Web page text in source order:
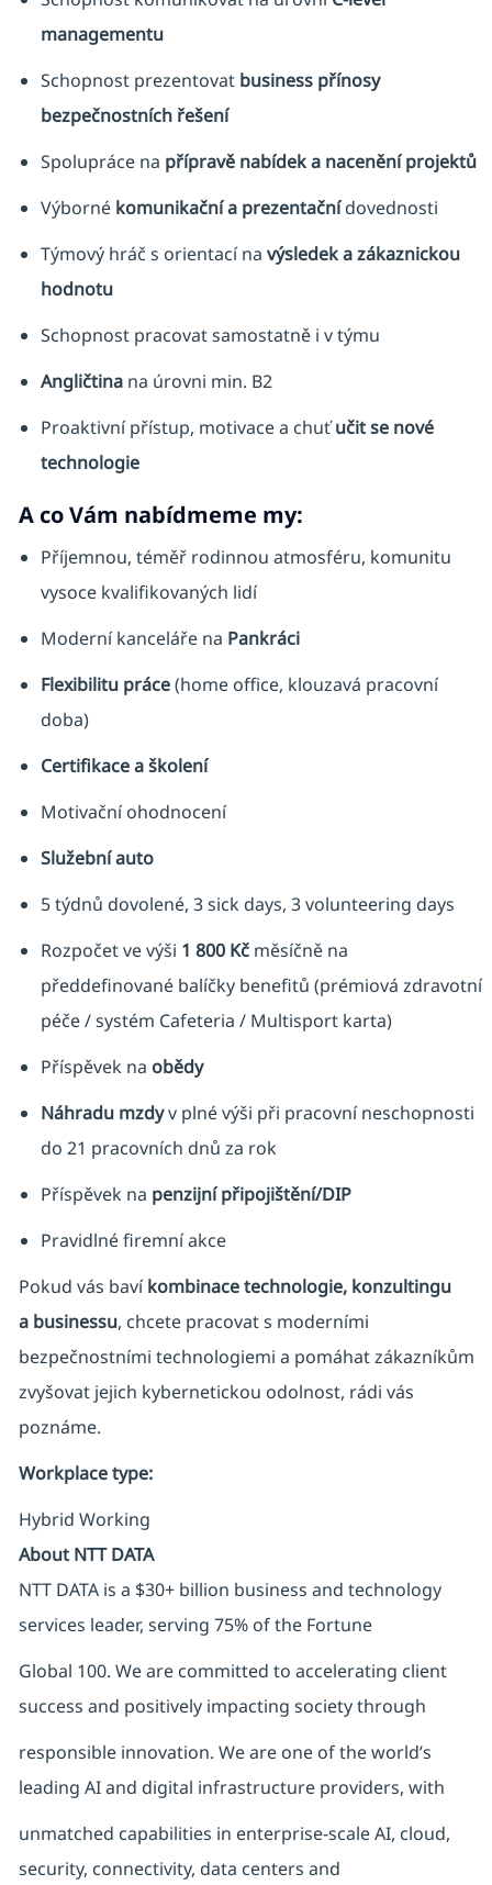
managementu
Schopnost prezentovat business přínosy
bezpečnostních řešení
Spolupráce na přípravě nabídek a nacenění projektů
Výborné komunikační a prezentačnídovednosti
Týmový hráč s orientací na výsledek a zákaznickou
hodnotu
Schopnost pracovat samostatně i v týmu
Angličtinana úrovni min. B2
Proaktivní přístup, motivace a chuťučit se nové
technologie
A co Vám nabídmeme my:
Příjemnou, téměř rodinnou atmosféru, komunitu
vysoce kvalifikovaných lidí
Moderní kanceláře na Pankráci
Flexibilitu práce(home office, klouzavá pracovní
doba)
Certifikace a školení
Motivační ohodnocení
Služební auto
5 týdnů dovolené, 3 sick days, 3 volunteering days
Rozpočet ve výši 1 800 Kč měsíčně na
předdefinované balíčky benefitů (prémiová zdravotní
péče / systém Cafeteria / Multisport karta)
Příspěvek na obědy
Náhradu mzdyv plné výši při pracovní neschopnosti
do 21 pracovních dnů za rok
Příspěvek na penzijní připojištění/DIP
Pravidlné firemní akce
Pokud vás baví kombinace technologie, konzultingu
a businessu, chcete pracovat s moderními
bezpečnostními technologiemi a pomáhat zákazníkům
zvyšovat jejich kybernetickou odolnost, rádi vás
poznáme.
Workplace type:
Hybrid Working
About NTT DATA
NTT DATA is a $30+ billion business and technology
services leader, serving 75% of the Fortune
Global 100. We are committed to accelerating client
success and positively impacting society through
responsible innovation. We are one of the world’s
leading AI and digital infrastructure providers, with
unmatched capabilities in enterprise-scale AI, cloud,
security, connectivity, data centers and